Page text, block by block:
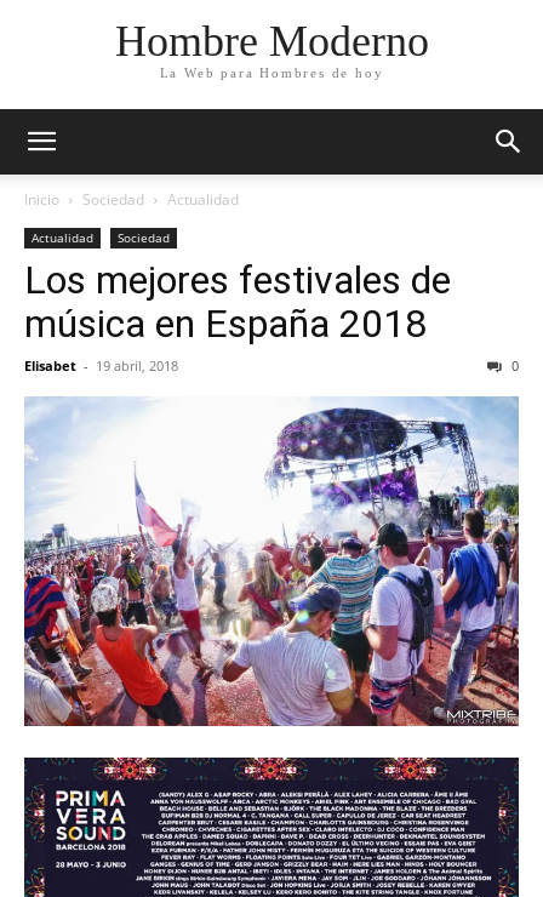
Hombre Moderno
La Web para Hombres de hoy
Inicio Sociedad Actualidad
Actualidad Sociedad
Los mejores festivales de
música en España 2018
Elisabet - 19 abril, 2018 0